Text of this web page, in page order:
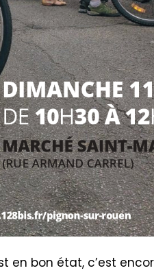
en bon état, c’est